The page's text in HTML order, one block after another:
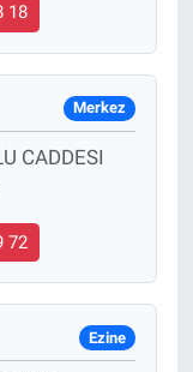
18
Merkez
CADDESI
72
Ezine